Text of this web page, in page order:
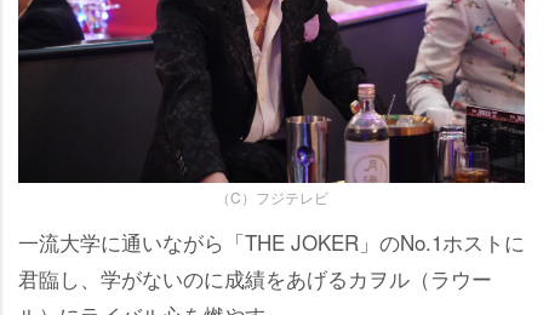
（C）フジテレビ
一流大学に通いながら「THE JOKER」のNo.1ホストに
君臨し、学がないのに成績をあげるカヲル（ラウー